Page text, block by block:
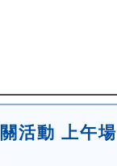
活動 上午場